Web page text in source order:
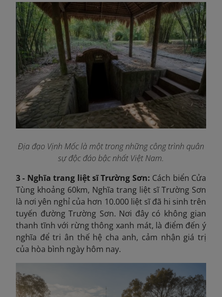
Địa đạo Vịnh Mốc là một trong những công trình quân
sự độc đáo bậc nhất Việt Nam.
3 - Nghĩa trang liệt sĩ Trường Sơn: Cách biển Cửa
Tùng khoảng 60km, Nghĩa trang liệt sĩ Trường Sơn
là nơi yên nghỉ của hơn 10.000 liệt sĩ đã hi sinh trên
tuyến đường Trường Sơn. Nơi đây có không gian
thanh tĩnh với rừng thông xanh mát, là điểm đến ý
nghĩa để tri ân thế hệ cha anh, cảm nhận giá trị
của hòa bình ngày hôm nay.